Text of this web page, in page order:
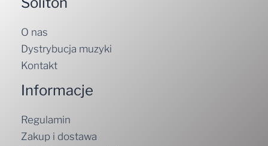
O nas
Dystrybucja muzyki
Kontakt
Informacje
Regulamin
Zakup i dostawa